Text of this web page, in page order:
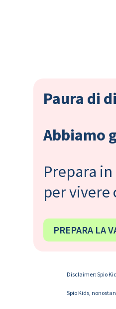
Paura di
Abbiamo
Prepara
per
PREPARA LA
Disclaimer: Spio
Spio Kids,